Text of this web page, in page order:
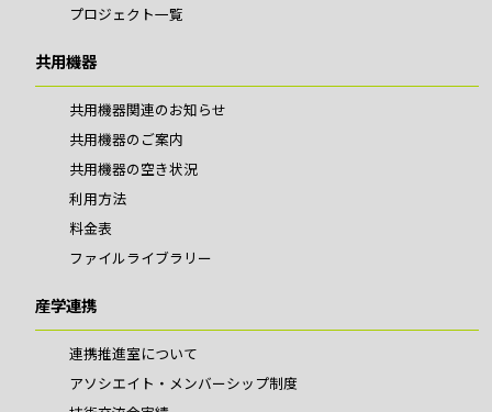
プロジェクト一覧
共用機器
共用機器関連のお知らせ
共用機器のご案内
共用機器の空き状況
利用方法
料金表
ファイルライブラリー
産学連携
連携推進室について
アソシエイト・メンバーシップ制度